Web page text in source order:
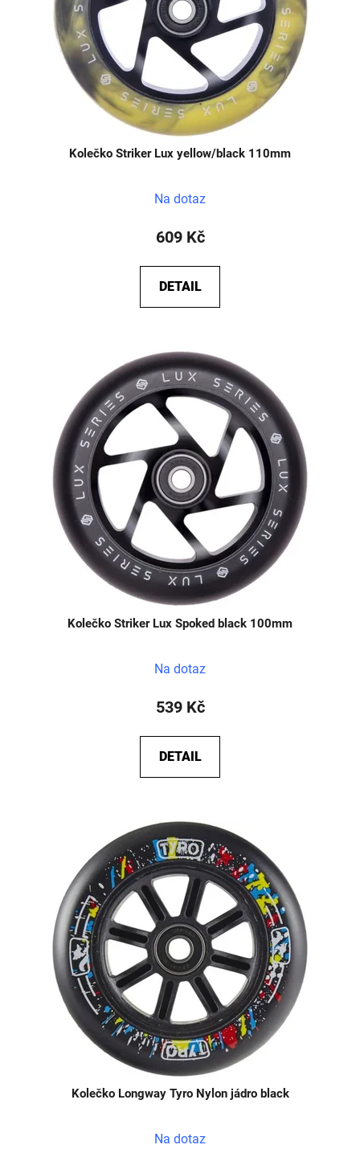
Kolečko Striker Lux yellow/black 110mm
Na dotaz
609 Kč
DETAIL
Kolečko Striker Lux Spoked black 100mm
Na dotaz
539 Kč
DETAIL
Kolečko Longway Tyro Nylon jádro black
Na dotaz